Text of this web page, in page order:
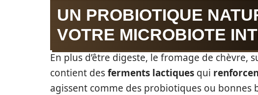
UN PROBIOTIQUE
VOTRE MICROBIOTE
En plus d’être digeste, le fromage de chèvre,
contient desferments lactiques qui
agissent comme des probiotiques ou bonnes